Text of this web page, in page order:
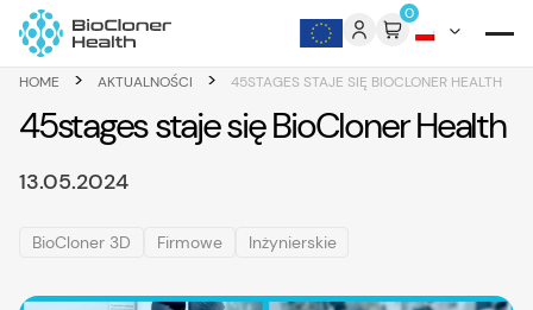
Skip to content 0
HOME > AKTUALNOŚCI > 45STAGES STAJE SIĘ BIOCLONER HEALTH
45stages staje się BioCloner Health
13.05.2024
BioCloner 3D Firmowe Inżynierskie